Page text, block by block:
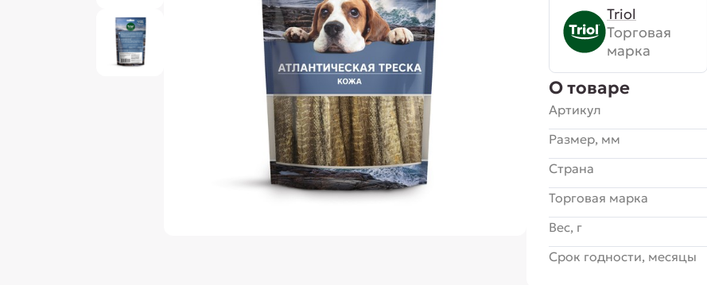
Triol
Торговая
марка
О товаре
Артикул
Размер, мм
Страна
Торговая марка
Вес, г
Срок годности, месяцы